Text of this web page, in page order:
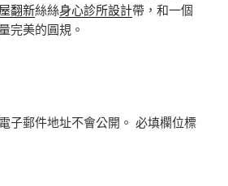
翻新絲絲身心診所設計帶，和一個
完美的圓規。
子郵件地址不會公開。 必填欄位標